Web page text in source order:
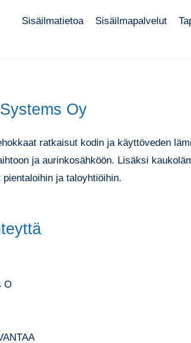
Sisäilmatietoa Sisäilmapalvelut
Oy
ratkaisut kodin ja käyttöveden
ja aurinkosähköön. Lisäksi
ja taloyhtiöihin.
O